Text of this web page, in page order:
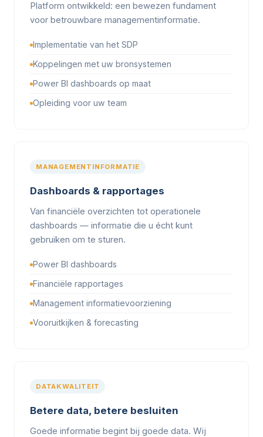
Platform ontwikkeld: een bewezen fundament
voor betrouwbare managementinformatie.
Implementatie van het SDP
Koppelingen met uw bronsystemen
Power BI dashboards op maat
Opleiding voor uw team
MANAGEMENTINFORMATIE
Dashboards & rapportages
Van financiële overzichten tot operationele
dashboards — informatie die u écht kunt
gebruiken om te sturen.
Power BI dashboards
Financiële rapportages
Management informatievoorziening
Vooruitkijken & forecasting
DATAKWALITEIT
Betere data, betere besluiten
Goede informatie begint bij goede data. Wij